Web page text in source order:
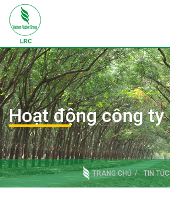
Hoạt động công ty
TRANG CHỦ TIN TỨC